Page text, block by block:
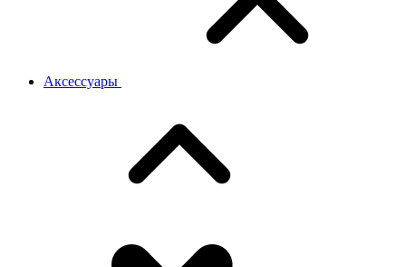
Аксессуары